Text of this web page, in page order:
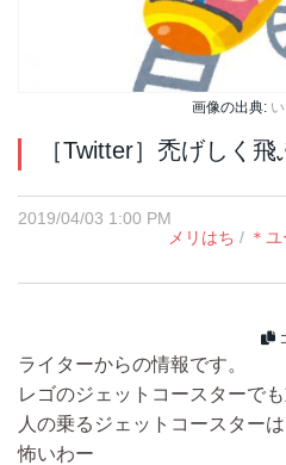
画像の出典:
［Twitter］禿げしく飛
2019/04/03 1:00 PM
メリはち / ＊
ライターからの情報です。
レゴのジェットコースターで
人の乗るジェットコースター
怖いわー